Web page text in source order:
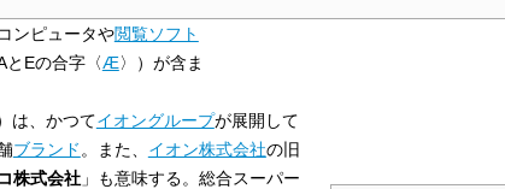
ンピュータや閲覧ソフト
とEの合字〈Æ〉）が含ま
は、かつてイオングループが展開して
ブランド 。また、 イオン株式会社の旧
株式会社」も意味する。総合スーパー